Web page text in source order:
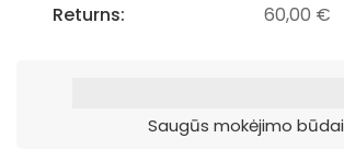
Returns:
60,00 €
Saugūs mokėjimo būdai